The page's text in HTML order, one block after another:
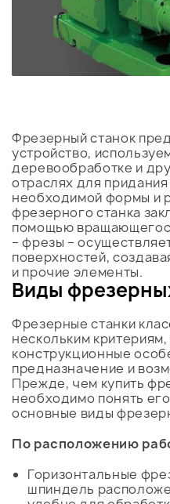
Фрезерный станок
устройство,
деревообработке и
отраслях для
необходимой формы и
фрезерного станка
помощью
– фрезы –
поверхностей,
и прочие элементы.
Виды
Фрезерные станки
нескольким
конструкционные
предназначение и
Прежде, чем купить
необходимо понять
основные виды
По расположению
Горизонтальные
шпиндель